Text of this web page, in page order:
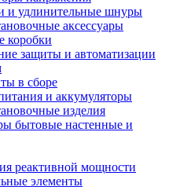
и удлинительные шнуры
аксессуары
коробки
защиты и автоматизации
в сборе
и аккумуляторы
изделия
бытовые настенные и
реактивной мощности
элементы